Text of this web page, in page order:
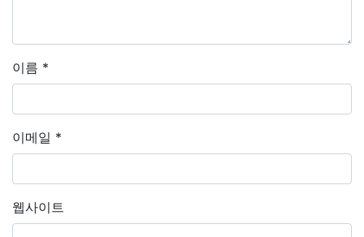
이름 *
이메일 *
웹사이트